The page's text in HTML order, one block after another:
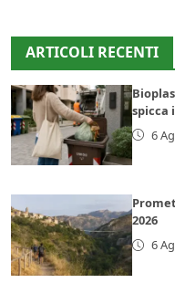
ARTICOLI RECENTI
spicca
6
2026
6